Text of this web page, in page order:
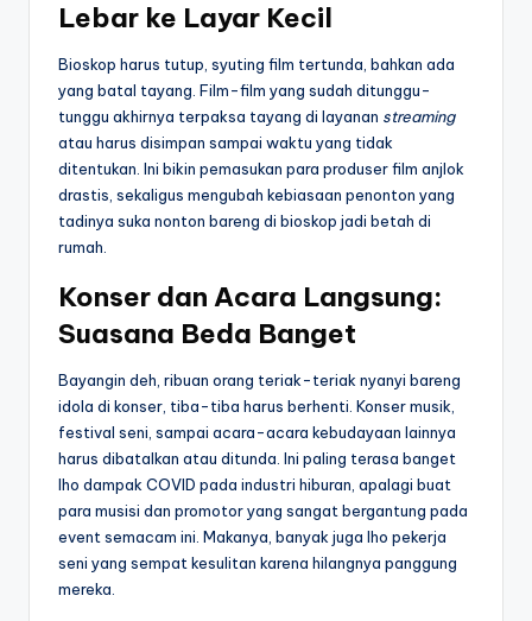
Lebar ke Layar Kecil
Bioskop harus tutup, syuting film tertunda, bahkan ada
yang batal tayang. Film-film yang sudah ditunggu-
tunggu akhirnya terpaksa tayang di layanan streaming
atau harus disimpan sampai waktu yang tidak
ditentukan. Ini bikin pemasukan para produser film anjlok
drastis, sekaligus mengubah kebiasaan penonton yang
tadinya suka nonton bareng di bioskop jadi betah di
rumah.
Konser dan Acara Langsung:
Suasana Beda Banget
Bayangin deh, ribuan orang teriak-teriak nyanyi bareng
idola di konser, tiba-tiba harus berhenti. Konser musik,
festival seni, sampai acara-acara kebudayaan lainnya
harus dibatalkan atau ditunda. Ini paling terasa banget
lho dampak COVID pada industri hiburan, apalagi buat
para musisi dan promotor yang sangat bergantung pada
event semacam ini. Makanya, banyak juga lho pekerja
seni yang sempat kesulitan karena hilangnya panggung
mereka.